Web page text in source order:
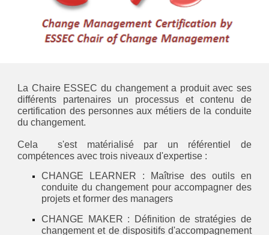
La Chaire ESSEC du changement a produit avec ses
différents partenaires un processus et contenu de
certification des personnes aux métiers de la conduite
du changement.
Cela s'est matérialisé par un référentiel de
compétences avec trois niveaux d'expertise :
CHANGE LEARNER : Maîtrise des outils en
conduite du changement pour accompagner des
projets et former des managers
CHANGE MAKER : Définition de stratégies de
changement et de dispositifs d'accompagnement